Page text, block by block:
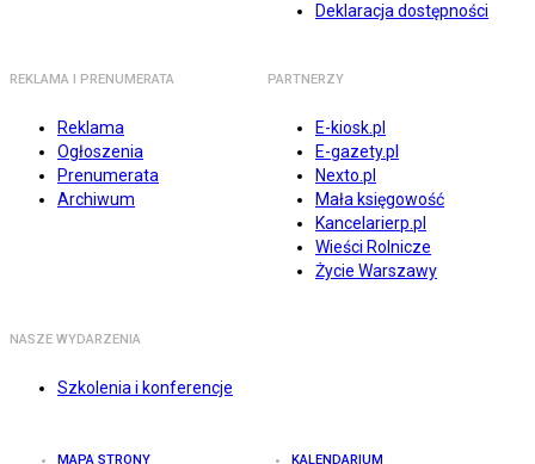
Deklaracja dostępności
REKLAMA I PRENUMERATA
Reklama
Ogłoszenia
Prenumerata
Archiwum
PARTNERZY
E-kiosk.pl
E-gazety.pl
Nexto.pl
Mała księgowość
Kancelarierp.pl
Wieści Rolnicze
Życie Warszawy
NASZE WYDARZENIA
Szkolenia i konferencje
MAPA STRONY KALENDARIUM